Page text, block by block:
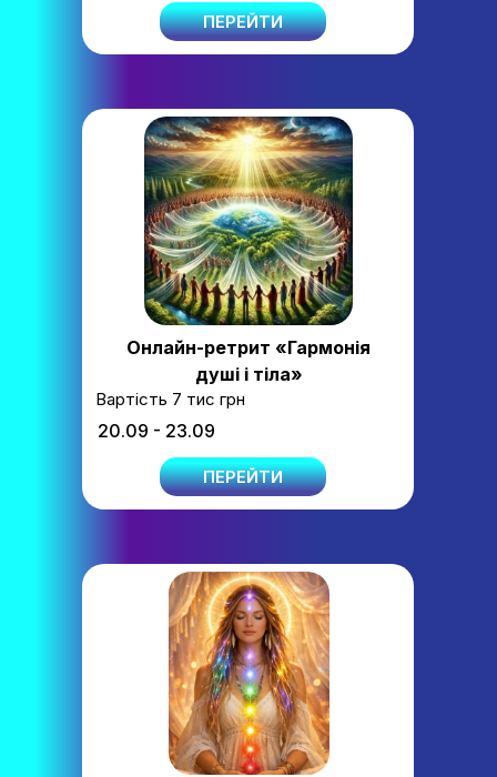
ПЕРЕЙТИ
Онлайн-ретрит «Гармонія
душі і тіла»
20.09 - 23.09
Вартість 7 тис грн
ПЕРЕЙТИ